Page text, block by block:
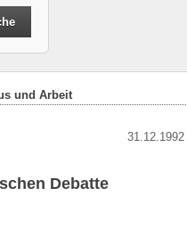
und Arbeit
31.12.1992
Debatte